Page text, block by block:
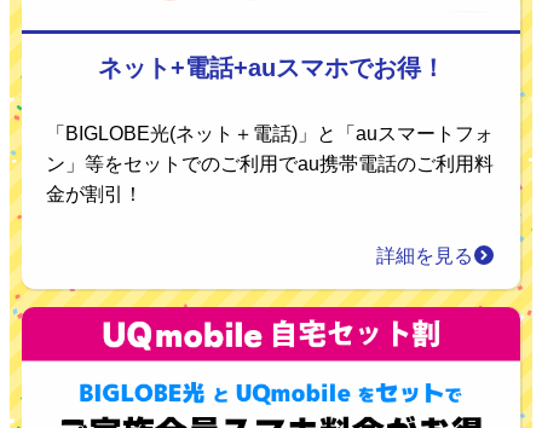
ネット+電話+auスマホでお得！
「BIGLOBE光(ネット＋電話)」と「auスマートフォ
ン」等をセットでのご利用でau携帯電話のご利用料
金が割引！
詳細を見る